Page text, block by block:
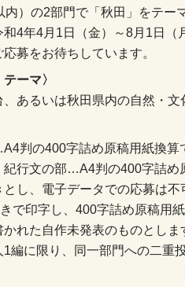
内）の2部門で「秋田」をテー
和4年4月1日（金）～8月1日（
募をお待ちしています。
ーマ〉
、あるいは秋田県内の自然・
判の400字詰め原稿用紙換算
紀行文の部…A4判の400字詰
とし、電子データでの応募は
で印字し、400字詰め原稿用
れた自作未発表のものとしま
編に限り、同一部門への二重